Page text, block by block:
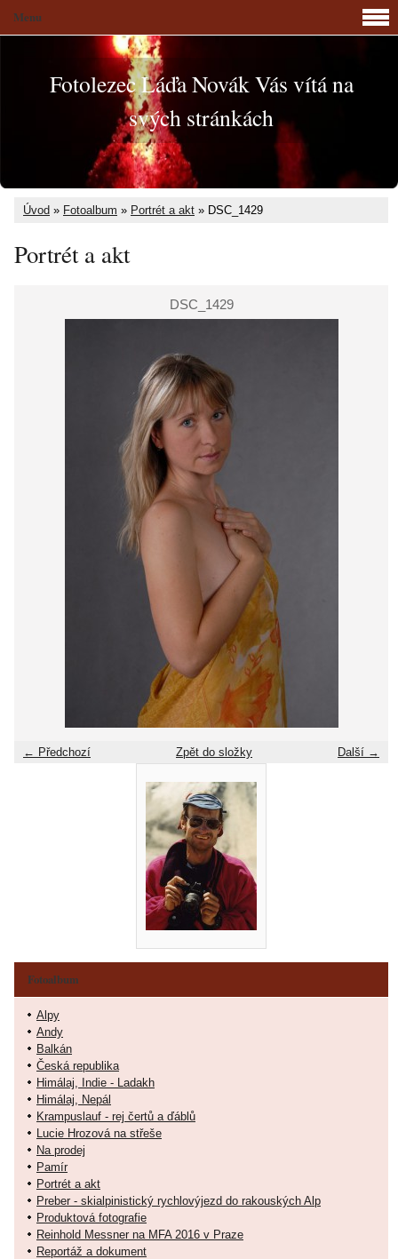
Fotolezec Láďa Novák Vás vítá na
svých stránkách
Úvod » Fotoalbum » Portrét a akt » DSC_1429
Portrét a akt
DSC_1429
← Předchozí Další →
Zpět do složky
Menu
Fotoalbum
Alpy
Andy
Balkán
Česká republika
Himálaj, Indie - Ladakh
Himálaj, Nepál
Krampuslauf - rej čertů a ďáblů
Lucie Hrozová na střeše
Na prodej
Pamír
Portrét a akt
Preber - skialpinistický rychlovýjezd do rakouských Alp
Produktová fotografie
Reinhold Messner na MFA 2016 v Praze
Reportáž a dokument